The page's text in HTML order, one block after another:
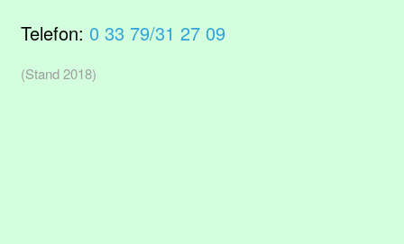
Telefon: 0 33 79/31 27 09
(Stand 2018)